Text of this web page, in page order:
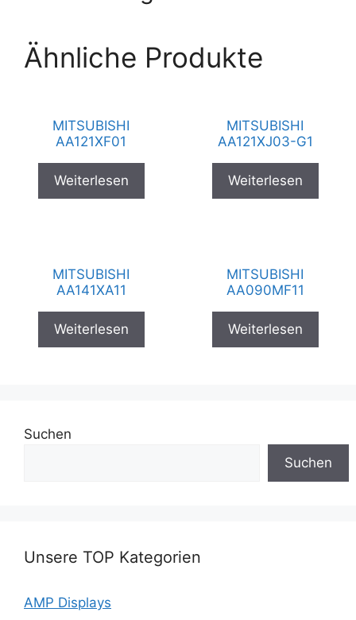
Ähnliche Produkte
MITSUBISHI
AA121XF01
Weiterlesen
MITSUBISHI
AA121XJ03-G1
Weiterlesen
MITSUBISHI
AA141XA11
Weiterlesen
MITSUBISHI
AA090MF11
Weiterlesen
Suchen
Suchen
Unsere TOP Kategorien
AMP Displays